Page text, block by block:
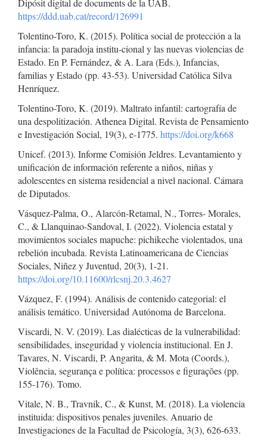
Dipósit digital de documents de la UAB.
https://ddd.uab.cat/record/126991
Tolentino-Toro, K. (2015). Política social de protección a la
infancia: la paradoja institu-cional y las nuevas violencias de
Estado. En P. Fernández, & A. Lara (Eds.), Infancias,
familias y Estado (pp. 43-53). Universidad Católica Silva
Henríquez.
Tolentino-Toro, K. (2019). Maltrato infantil: cartografía de
una despolitización. Athenea Digital. Revista de Pensamiento
e Investigación Social, 19(3), e-1775. https://doi.org/k668
Unicef. (2013). Informe Comisión Jeldres. Levantamiento y
unificación de información referente a niños, niñas y
adolescentes en sistema residencial a nivel nacional. Cámara
de Diputados.
Vásquez-Palma, O., Alarcón-Retamal, N., Torres- Morales,
C., & Llanquinao-Sandoval, I. (2022). Violencia estatal y
movimientos sociales mapuche: pichikeche violentados, una
rebelión incubada. Revista Latinoamericana de Ciencias
Sociales, Niñez y Juventud, 20(3), 1-21.
https://doi.org/10.11600/rlcsnj.20.3.4627
Vázquez, F. (1994). Análisis de contenido categorial: el
análisis temático. Universidad Autónoma de Barcelona.
Viscardi, N. V. (2019). Las dialécticas de la vulnerabilidad:
sensibilidades, inseguridad y violencia institucional. En J.
Tavares, N. Viscardi, P. Angarita, & M. Mota (Coords.),
Violência, segurança e política: processos e figurações (pp.
155-176). Tomo.
Vitale, N. B., Travnik, C., & Kunst, M. (2018). La violencia
instituida: dispositivos penales juveniles. Anuario de
Investigaciones de la Facultad de Psicología, 3(3), 626-633.